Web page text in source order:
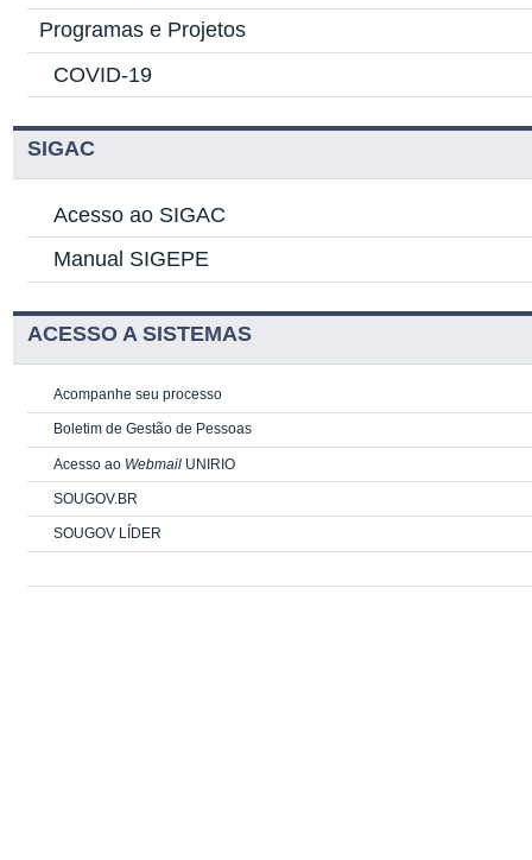
Programas e Projetos
COVID-19
SIGAC
Acesso ao SIGAC
Manual SIGEPE
ACESSO A SISTEMAS
Acompanhe seu processo
Boletim de Gestão de Pessoas
Acesso ao Webmail UNIRIO
SOUGOV.BR
SOUGOV LÍDER